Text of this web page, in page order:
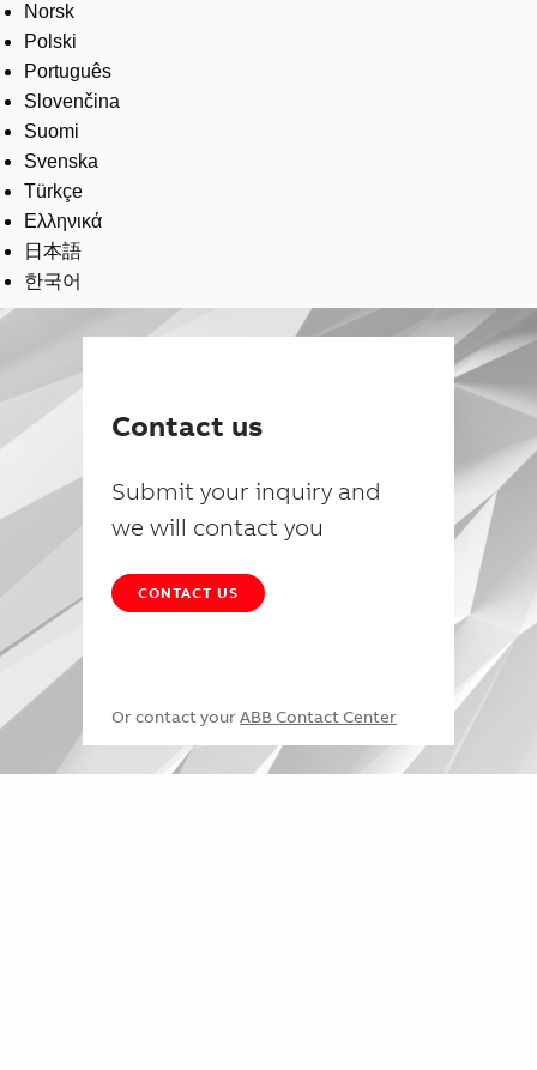
Norsk
Polski
Português
Slovenčina
Suomi
Svenska
Türkçe
Ελληνικά
日本語
한국어
Contact us
Submit your inquiry and
we will contact you
CONTACT US
Or contact your ABB Contact Center